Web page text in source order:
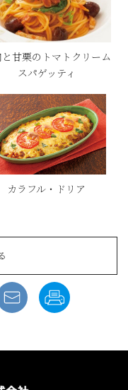
と甘栗のトマトクリーム
スパゲッティ
カラフル・ドリア